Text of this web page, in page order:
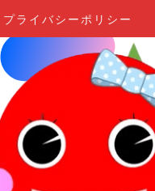
プライバシーポリシー